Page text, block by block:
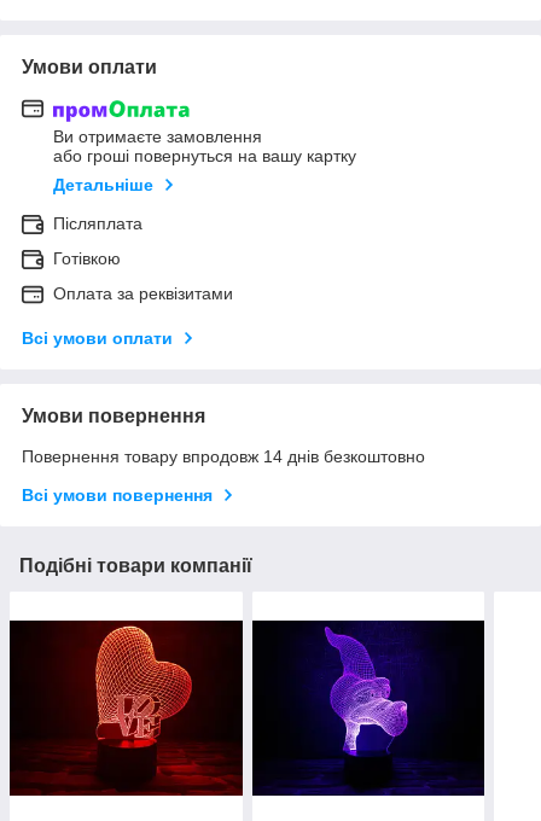
Умови оплати
Ви отримаєте замовлення
або гроші повернуться на вашу картку
Детальніше
Післяплата
Готівкою
Оплата за реквізитами
Всі умови оплати
Умови повернення
Повернення товару впродовж 14 днів безкоштовно
Всі умови повернення
Подібні товари компанії